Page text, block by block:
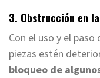
3. Obstrucción en
Con el uso y el
piezas estén
bloqueo de